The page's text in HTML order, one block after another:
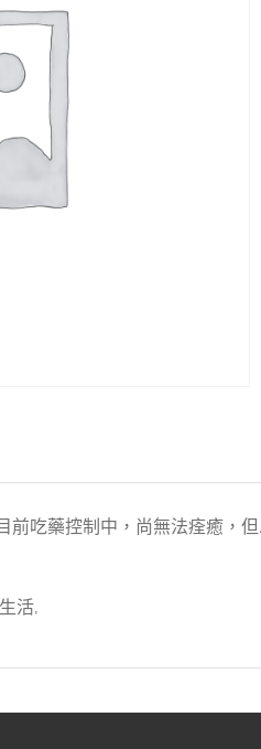
前吃藥控制中，尚無法痊癒，
活,